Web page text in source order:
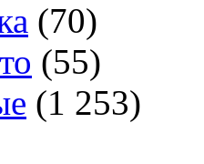
(70)
(55)
(1 253)